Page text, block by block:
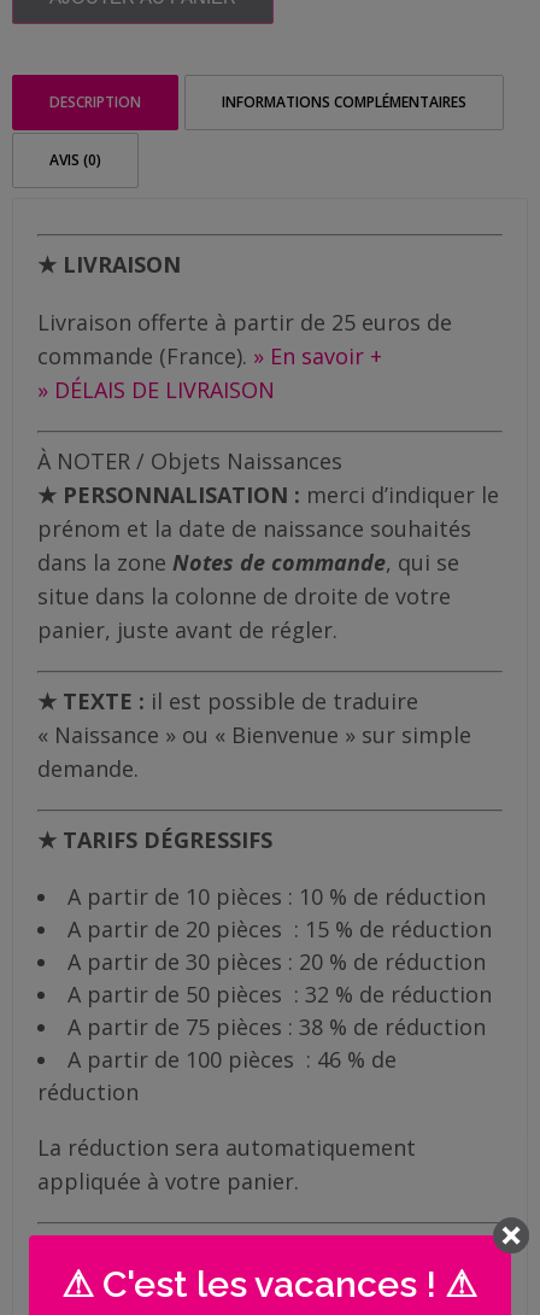
DESCRIPTION INFORMATIONS COMPLÉMENTAIRES
AVIS (0)
★ LIVRAISON
Livraison offerte à partir de 25 euros de
commande (France). » En savoir +
» DÉLAIS DE LIVRAISON
À NOTER / Objets Naissances
★ PERSONNALISATION : merci d’indiquer le
prénom et la date de naissance souhaités
dans la zone Notes de commande, qui se
situe dans la colonne de droite de votre
panier, juste avant de régler.
★ TEXTE : il est possible de traduire
« Naissance » ou « Bienvenue » sur simple
demande.
★ TARIFS DÉGRESSIFS
A partir de 10 pièces : 10 % de réduction
A partir de 20 pièces : 15 % de réduction
A partir de 30 pièces : 20 % de réduction
A partir de 50 pièces : 32 % de réduction
A partir de 75 pièces : 38 % de réduction
A partir de 100 pièces : 46 % de
réduction
La réduction sera automatiquement
appliquée à votre panier.
NB : les visuels, couleurs et motifs ne sont
pas personnalisables
⚠ C'est les vacances ! ⚠